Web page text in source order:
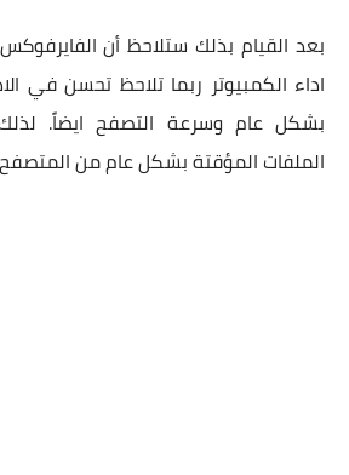
بعد القيام بذلك ستلاحظ أن
اداء الكمبيوتر ربما تلاحظ تحسن في
بشكل عام وسرعة التصفح ايضاً.
الملفات المؤقتة بشكل عام من